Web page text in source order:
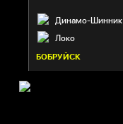
Динамо-Шинник
Локо
БОБРУЙСК